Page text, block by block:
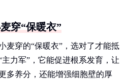
穿“保暖衣”
麦穿的“保暖衣”，选对了才能抵
力军”，它能促进根系发育，让
多养分，还能增强细胞壁的厚